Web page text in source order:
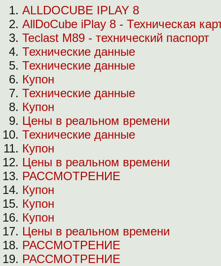
ALLDOCUBE IPLAY 8
AllDoCube iPlay 8 - Техническая
Teclast M89 - технический паспорт
Технические данные
Технические данные
Купон
Технические данные
Купон
Цены в реальном времени
Технические данные
Купон
Цены в реальном времени
РАССМОТРЕНИЕ
Купон
Купон
Купон
Цены в реальном времени
РАССМОТРЕНИЕ
РАССМОТРЕНИЕ